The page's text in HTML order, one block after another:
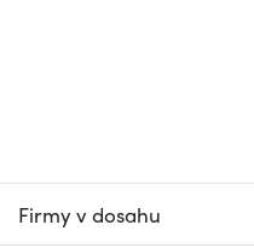
Firmy v dosahu